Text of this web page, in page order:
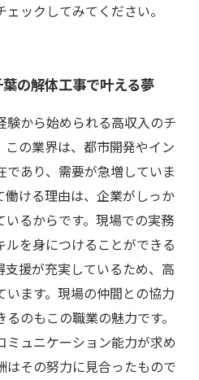
ックしてみてください。
の解体工事で叶える夢
から始められる高収入のチ
この業界は、都市開発やイン
であり、需要が急増していま
ける理由は、企業がしっか
いるからです。現場での実務
を身につけることができる
援が充実しているため、高
ます。現場の仲間との協力
のもこの職業の魅力です。
ュニケーション能力が求め
はその努力に見合ったもので